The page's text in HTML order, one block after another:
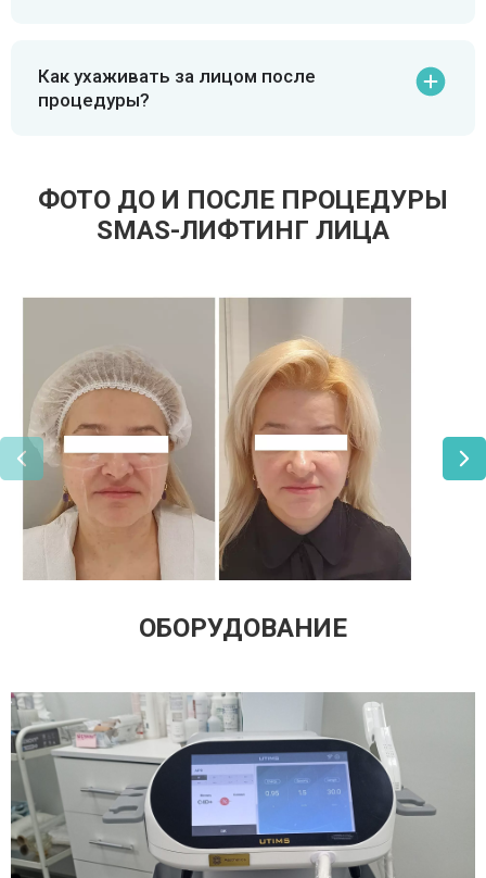
Как ухаживать за лицом после
процедуры?
ФОТО ДО И ПОСЛЕ ПРОЦЕДУРЫ
SMAS-ЛИФТИНГ ЛИЦА
ОБОРУДОВАНИЕ